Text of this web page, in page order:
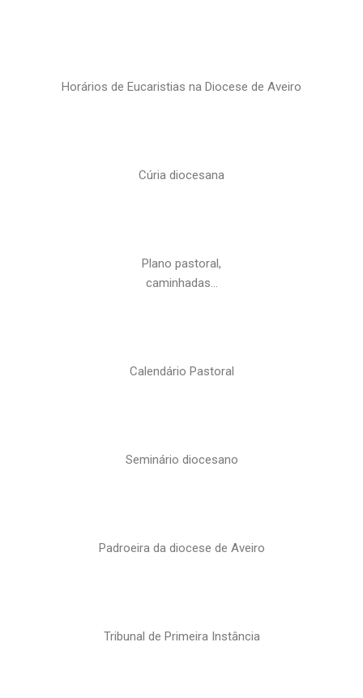
Horários de Eucaristias na Diocese de Aveiro
Cúria diocesana
Plano pastoral,
caminhadas…
Calendário Pastoral
Seminário diocesano
Padroeira da diocese de Aveiro
Tribunal de Primeira Instância